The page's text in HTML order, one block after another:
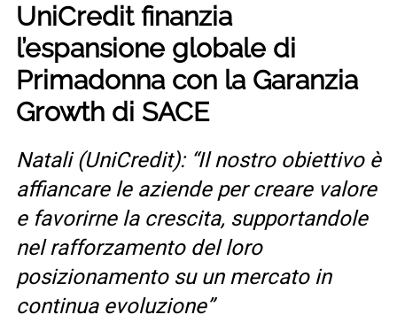
UniCredit finanzia
l’espansione globale di
Primadonna con la Garanzia
Growth di SACE
Natali (UniCredit): “Il nostro obiettivo è
affiancare le aziende per creare valore
e favorirne la crescita, supportandole
nel rafforzamento del loro
posizionamento su un mercato in
continua evoluzione”